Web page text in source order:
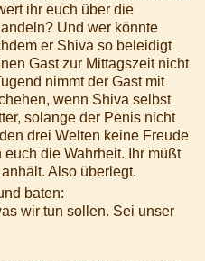
ihr euch über die
Und wer könnte
er Shiva so beleidigt
Gast zur Mittagszeit nicht
nimmt der Gast mit
wenn Shiva selbst
solange der Penis nicht
drei Welten keine Freude
die Wahrheit. Ihr müßt
Also überlegt.
baten:
wir tun sollen. Sei unser